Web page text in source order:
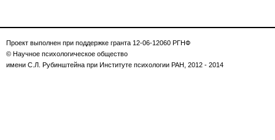
Проект выполнен при поддержке гранта 12-06-12060 РГНФ
© Научное психологическое общество
имени С.Л. Рубинштейна при Институте психологии РАН, 2012 - 2014